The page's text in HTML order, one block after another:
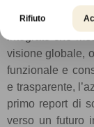
Oggi Baralan è
dipendenti e
integrato che
visione globale,
funzionale e
e trasparente,
primo report di
verso un futuro
Rifiuto